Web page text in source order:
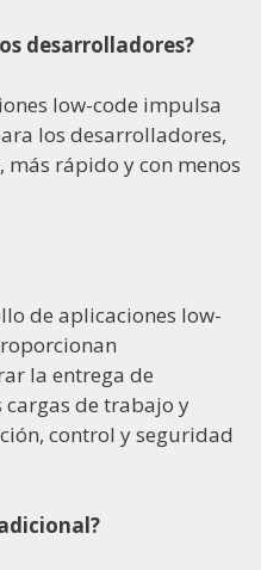
desarrolladores?
low-code impulsa
los desarrolladores,
rápido y con menos
de aplicaciones low-
la entrega de
de trabajo y
control y seguridad